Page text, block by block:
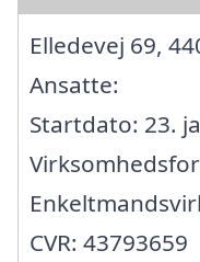
Elledevej 69,
Ansatte:
Startdato: 23.
CVR: 43793659